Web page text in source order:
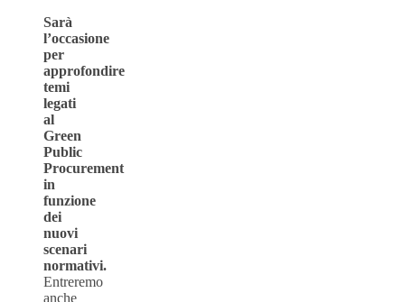
Sarà
l’occasione
per
approfondire
temi
legati
al
Green
Public
Procurement
in
funzione
dei
nuovi
scenari
normativi.
Entreremo
anche